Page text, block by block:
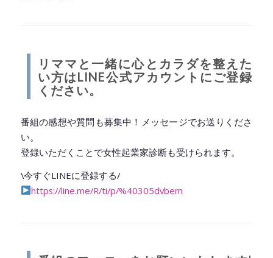
リママと一緒に心とカラダを整えた
い方はLINE公式アカウントにご登録
ください。
番組の感想や質問も募集中！メッセージでお送りくださ
い。
登録いただくことで女性起業家診断も受けられます。
\今すぐLINEに登録する/
https://line.me/R/ti/p/%40305dvbem